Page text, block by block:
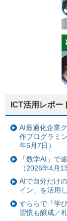
ICT活用レポー
AI最適化企業
作プログラミ
年5月7日）
「数学AI」で
（2026年4月
AIで自分だけ
イン」を活用
すららで「学
習慣も醸成／